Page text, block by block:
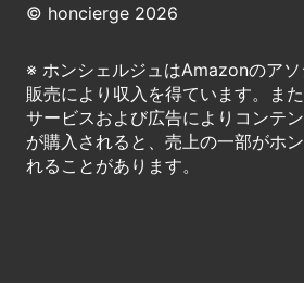
© honcierge 2026
※ ホンシェルジュはAmazonのア
販売により収入を得ています。ま
サービスおよび広告によりコンテ
が購入されると、売上の一部がホ
れることがあります。